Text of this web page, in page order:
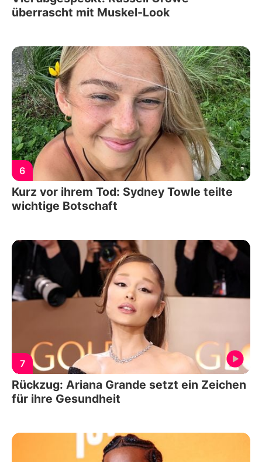
überrascht mit Muskel-Look
6
Kurz vor ihrem Tod: Sydney Towle teilte
wichtige Botschaft
7
Rückzug: Ariana Grande setzt ein Zeichen
für ihre Gesundheit